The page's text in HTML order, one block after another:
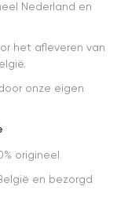
Nederland en
het afleveren van
onze eigen
origineel
en bezorgd